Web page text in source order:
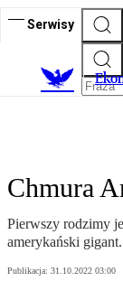
Serwisy
Chmura
Pierwszy rodzimy
amerykański gigant.
Publikacja: 31.10.2022 03:00